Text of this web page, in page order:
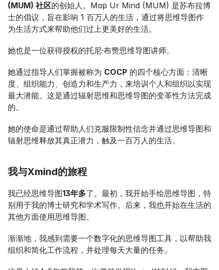
(MUM) 社区的创始人。Map Ur Mind (MUM) 是苏布拉博
士的倡议，旨在影响 1 百万人的生活，通过将思维导图作
为生活方式来帮助他们过上更美好的生活。
她也是一位获得授权的托尼·布赞思维导图讲师。
她通过指导人们掌握被称为 COCP 的四个核心方面：清晰
度、组织能力、创造力和生产力，来培训个人和组织以实现
最大潜能。这是通过辐射思维和思维导图的变革性方法完成
的。
她的使命是通过帮助人们克服限制性信念并通过思维导图和
辐射思维释放其真正潜力，触及一百万人的生活。
我与Xmind的旅程
我已经思维导图13年多了。最初，我开始手绘思维导图，特
别用于我的博士研究和学术写作。后来，我也开始在生活的
其他方面使用思维导图。
渐渐地，我感到需要一个数字化的思维导图工具，以帮助我
组织和简化工作流程，并处理每天大量的任务。